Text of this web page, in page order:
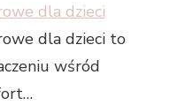
dla dzieci
dla dzieci to
wśród